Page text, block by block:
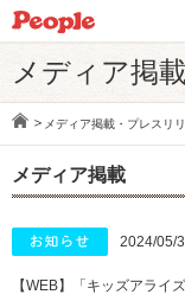
メディア掲
メディア掲載・プレスリ
メディア掲載
2024/05/
【WEB】「キッズアライ